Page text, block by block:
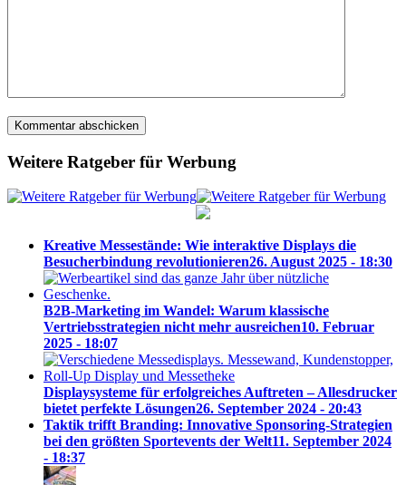
Weitere Ratgeber für Werbung
Kreative Messestände: Wie interaktive Displays die
Besucherbindung revolutionieren26. August 2025 - 18:30
B2B-Marketing im Wandel: Warum klassische
Vertriebsstrategien nicht mehr ausreichen10. Februar
2025 - 18:07
Displaysysteme für erfolgreiches Auftreten – Allesdrucker
bietet perfekte Lösungen26. September 2024 - 20:43
Taktik trifft Branding: Innovative Sponsoring-Strategien
bei den größten Sportevents der Welt11. September 2024
- 18:37